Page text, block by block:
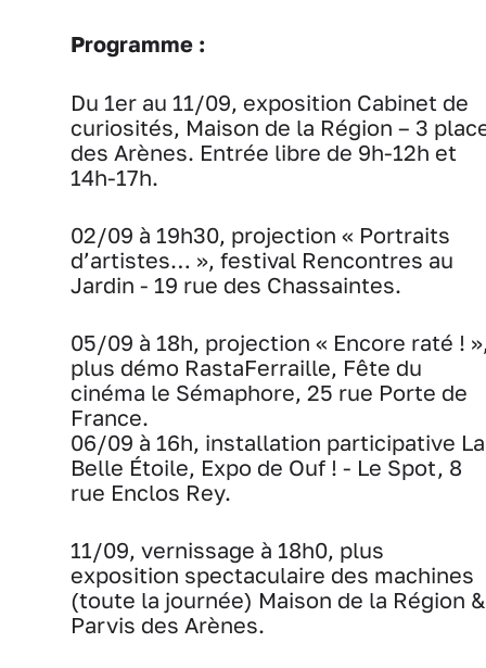
Programme :
Du 1er au 11/09, exposition Cabinet de
curiosités, Maison de la Région – 3
des Arènes. Entrée libre de 9h-12h et
14h-17h.
02/09 à 19h30, projection « Portraits
d’artistes… », festival Rencontres au
Jardin - 19 rue des Chassaintes.
05/09 à 18h, projection « Encore raté !
plus démo RastaFerraille, Fête du
cinéma le Sémaphore, 25 rue Porte de
France.
06/09 à 16h, installation participative La
Belle Étoile, Expo de Ouf ! - Le Spot, 8
rue Enclos Rey.
11/09, vernissage à 18h0, plus
exposition spectaculaire des machines
(toute la journée) Maison de la Région &
Parvis des Arènes.